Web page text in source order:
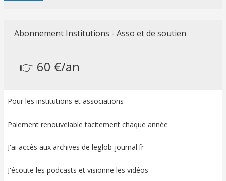
Abonnement Institutions - Asso et de soutien
👉 60 €/an
Pour les institutions et associations
Paiement renouvelable tacitement chaque année
J'ai accès aux archives de leglob-journal.fr
J'écoute les podcasts et visionne les vidéos